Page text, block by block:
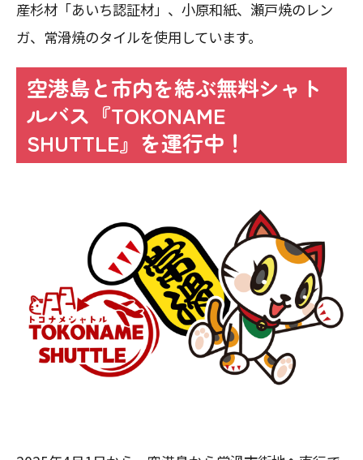
産杉材「あいち認証材」、小原和紙、瀬戸焼のレン
ガ、常滑焼のタイルを使用しています。
空港島と市内を結ぶ無料シャト
ルバス『TOKONAME
SHUTTLE』を運行中！